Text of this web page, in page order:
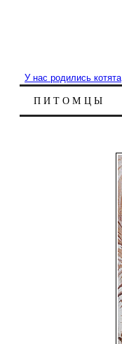
У нас родились котята
ПИТОМЦЫ